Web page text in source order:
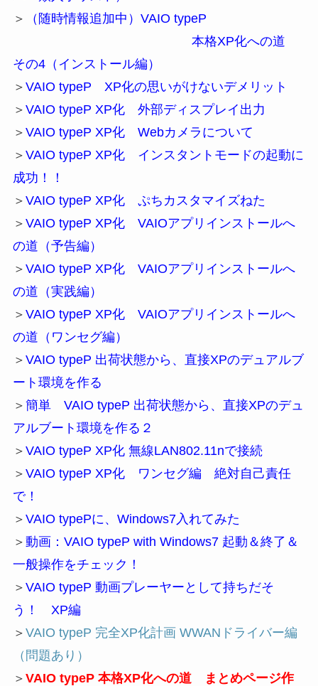
＞
（随時情報追加中）VAIO typeP
本格XP化への道
その4（インストール編）
＞ VAIO typeP XP化の思いがけないデメリット
＞ VAIO typeP XP化 外部ディスプレイ出力
＞ VAIO typeP XP化 Webカメラについて
＞ VAIO typeP XP化 インスタントモードの起動に
成功！！
＞ VAIO typeP XP化 ぷちカスタマイズねた
＞ VAIO typeP XP化 VAIOアプリインストールへ
の道（予告編）
＞ VAIO typeP XP化 VAIOアプリインストールへ
の道（実践編）
＞ VAIO typeP XP化 VAIOアプリインストールへ
の道（ワンセグ編）
＞ VAIO typeP 出荷状態から、直接XPのデュアルブ
ート環境を作る
＞ 簡単 VAIO typeP 出荷状態から、直接XPのデュ
アルブート環境を作る２
＞ VAIO typeP XP化 無線LAN802.11nで接続
＞ VAIO typeP XP化 ワンセグ編 絶対自己責任
で！
＞ VAIO typePに、Windows7入れてみた
＞ 動画：VAIO typeP with Windows7 起動＆終了＆
一般操作をチェック！
＞ VAIO typeP 動画プレーヤーとして持ちだそ
う！ XP編
＞ VAIO typeP 完全XP化計画 WWANドライバー編
（問題あり）
＞ VAIO typeP 本格XP化への道 まとめページ作